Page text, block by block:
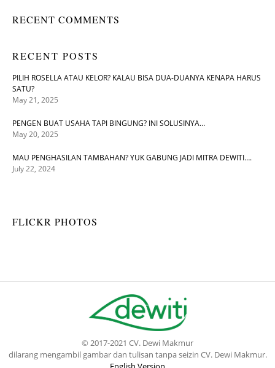
RECENT COMMENTS
RECENT POSTS
PILIH ROSELLA ATAU KELOR? KALAU BISA DUA-DUANYA KENAPA HARUS
SATU?
May 21, 2025
PENGEN BUAT USAHA TAPI BINGUNG? INI SOLUSINYA…
May 20, 2025
MAU PENGHASILAN TAMBAHAN? YUK GABUNG JADI MITRA DEWITI….
July 22, 2024
FLICKR PHOTOS
© 2017-2021 CV. Dewi Makmur
dilarang mengambil gambar dan tulisan tanpa seizin CV. Dewi Makmur.